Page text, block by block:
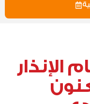
الإنذار